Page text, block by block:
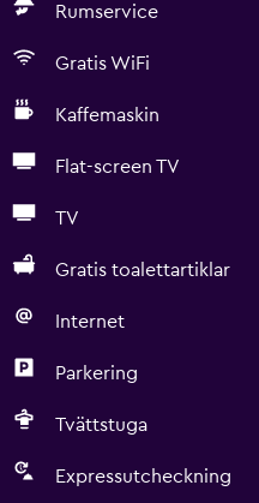
Rumservice
Gratis WiFi
Kaffemaskin
Flat-screen TV
TV
Gratis toalettartiklar
Internet
Parkering
Tvättstuga
Expressutcheckning